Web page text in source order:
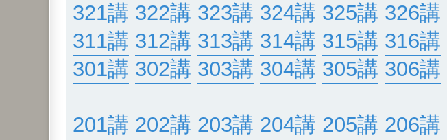
321講 322講 323講 324講 325講 326講
311講 312講 313講 314講 315講 316講
301講 302講 303講 304講 305講 306講
201講 202講 203講 204講 205講 206講